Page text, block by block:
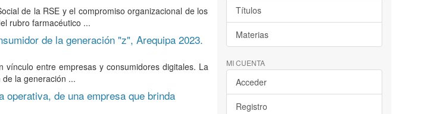
de la RSE y el compromiso organizacional de los
rubro farmacéutico ...
de la generación "z", Arequipa 2023.
entre empresas y consumidores digitales. La
la generación ...
operativa, de una empresa que brinda
Títulos
Materias
MI CUENTA
Acceder
Registro